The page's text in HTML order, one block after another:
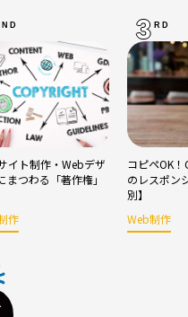
ND
イト制作・Webデザ
まつわる「著作権」
作
3 RD
コピペOK
のレスポン
別】
Web制作